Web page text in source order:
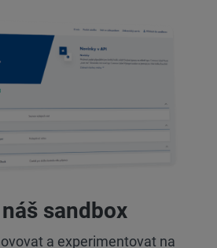
sandbox
a experimentovat na